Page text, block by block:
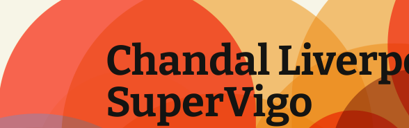
Chandal
SuperVigo